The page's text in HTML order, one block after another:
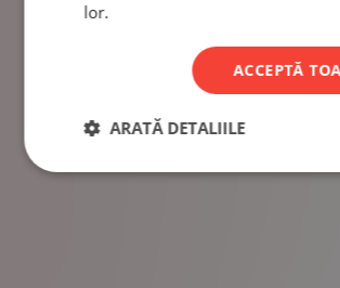
lor.
ACCEPTĂ
ARATĂ DETALIILE